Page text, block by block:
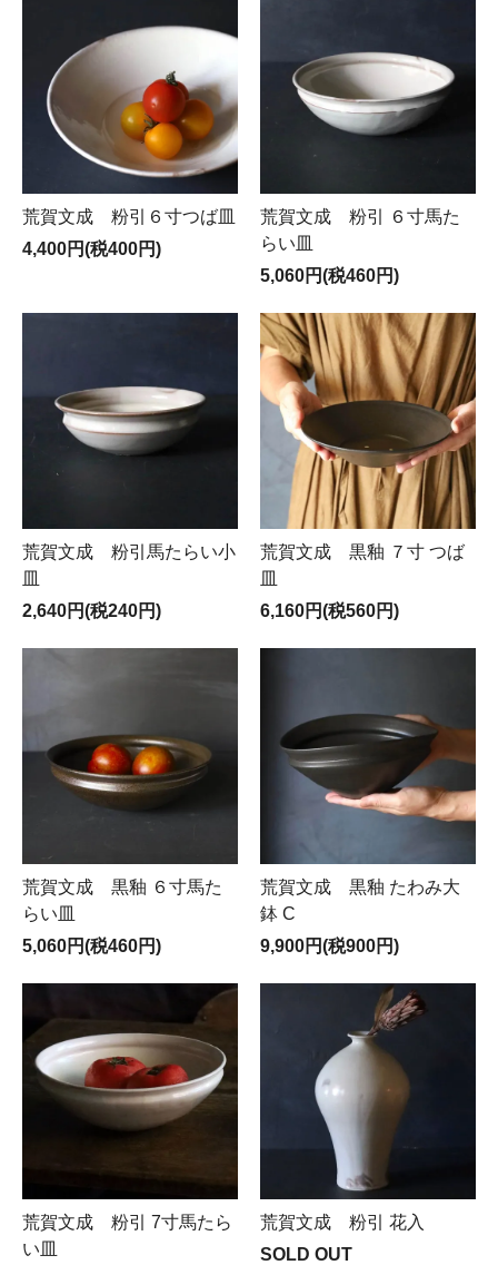
荒賀文成 粉引６寸つば皿
4,400円(税400円)
荒賀文成 粉引 ６寸馬た
らい皿
5,060円(税460円)
荒賀文成 粉引馬たらい小
皿
2,640円(税240円)
荒賀文成 黒釉 ７寸 つば
皿
6,160円(税560円)
荒賀文成 黒釉 ６寸馬た
らい皿
5,060円(税460円)
荒賀文成 黒釉 たわみ大
鉢 C
9,900円(税900円)
荒賀文成 粉引 7寸馬たら
い皿
荒賀文成 粉引 花入
SOLD OUT